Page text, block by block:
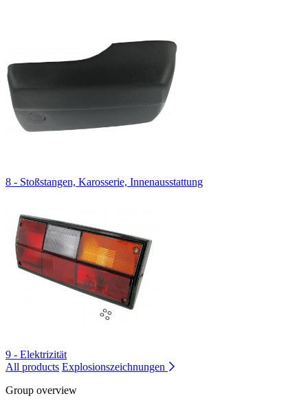
8 - Stoßstangen, Karosserie, Innenausstattung
9 - Elektrizität
All products Explosionszeichnungen
Group overview